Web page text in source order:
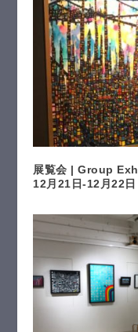
展覧会 | Group
12月21日-12月22